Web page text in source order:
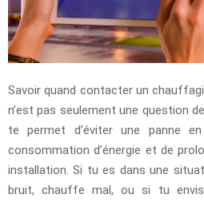
Savoir quand contacter un
n’est pas seulement une question
te permet d’éviter une panne
consommation d’énergie et de
installation. Si tu es dans une
bruit, chauffe mal, ou si tu